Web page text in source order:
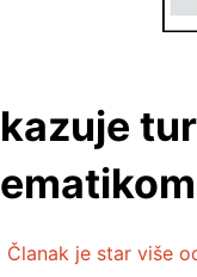
Članak je star više